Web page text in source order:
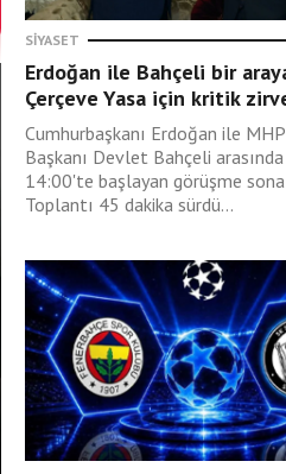
SIYASET
Erdoğan ile Bahçeli bir
Çerçeve Yasa için kritik
Cumhurbaşkanı Erdoğan ile
Başkanı Devlet Bahçeli
14:00'te başlayan görüşme sona
Toplantı 45 dakika sürdü...